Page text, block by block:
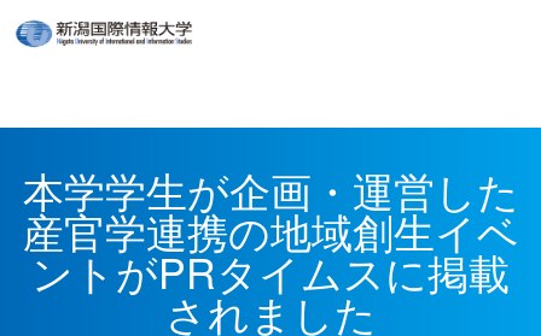
本学学生が企画・運営した
産官学連携の地域創生イベ
ントがPRタイムスに掲載
されました